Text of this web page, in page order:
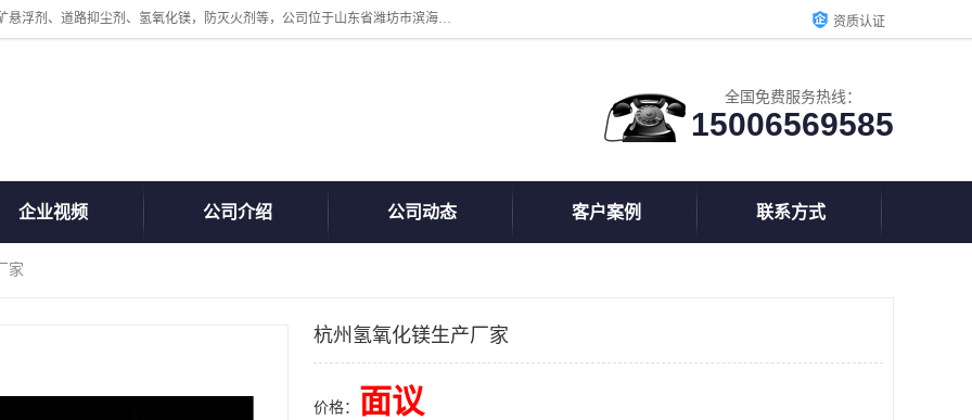
山东贝格曼化工有限公司主营：氯化镁、无水氯化钙、矿用阻化剂、煤矿悬浮剂、道路抑尘剂、氢氧化镁，防灭火剂等，公司位于山东省潍坊市滨海经济开发区,是专业从事对各种精细化工集研究、开发、制造于一体的现代化大型跨境化工企业，公司本着诚信经营、给每一位客户提供专业服务。 资质认证
全国免费服务热线：
15006569585
企业视频 公司介绍 公司动态 客户案例 联系方式
家
杭州氢氧化镁生产厂家
价格： 面议